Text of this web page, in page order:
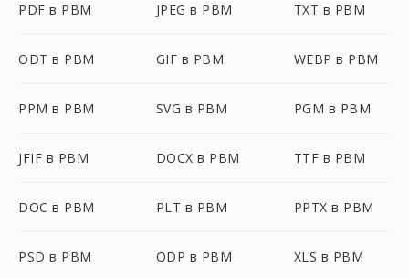
PDF в PBM JPEG в PBM TXT в PBM
ODT в PBM GIF в PBM WEBP в PBM
PPM в PBM SVG в PBM PGM в PBM
JFIF в PBM DOCX в PBM TTF в PBM
DOC в PBM PLT в PBM PPTX в PBM
PSD в PBM ODP в PBM XLS в PBM